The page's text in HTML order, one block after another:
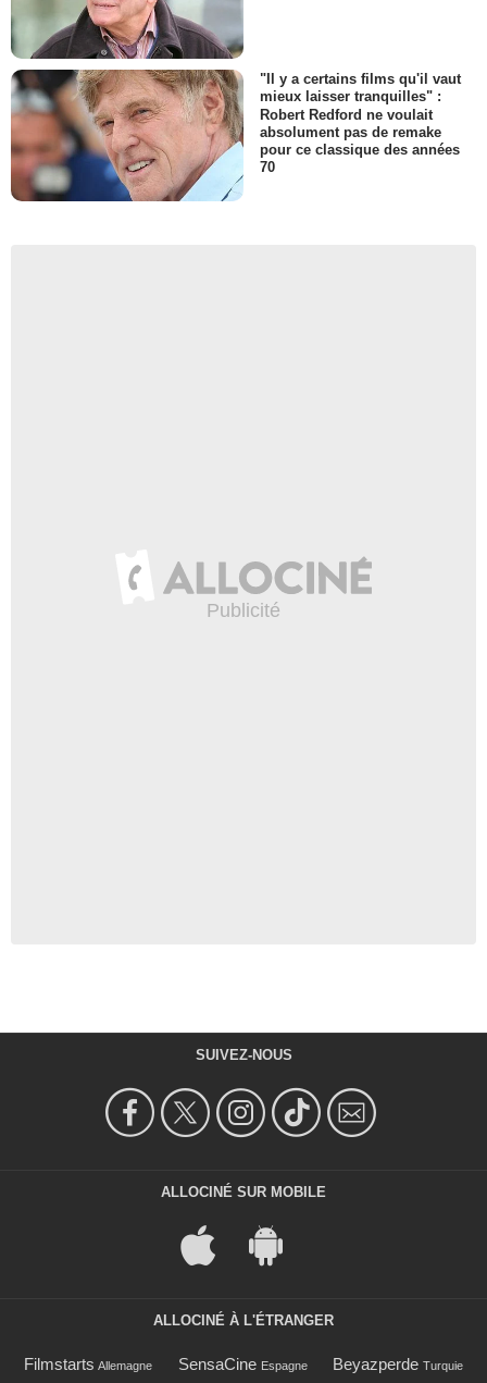
"Il y a certains films qu'il vaut
mieux laisser tranquilles" :
Robert Redford ne voulait
absolument pas de remake
pour ce classique des années
70
SUIVEZ-NOUS
ALLOCINÉ SUR MOBILE
ALLOCINÉ À L'ÉTRANGER
Filmstarts Allemagne SensaCine Espagne Beyazperde Turquie